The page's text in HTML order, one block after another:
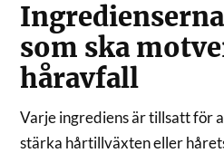
som ska
håravfall
Varje ingrediens är tillsatt för
stärka hårtillväxten eller